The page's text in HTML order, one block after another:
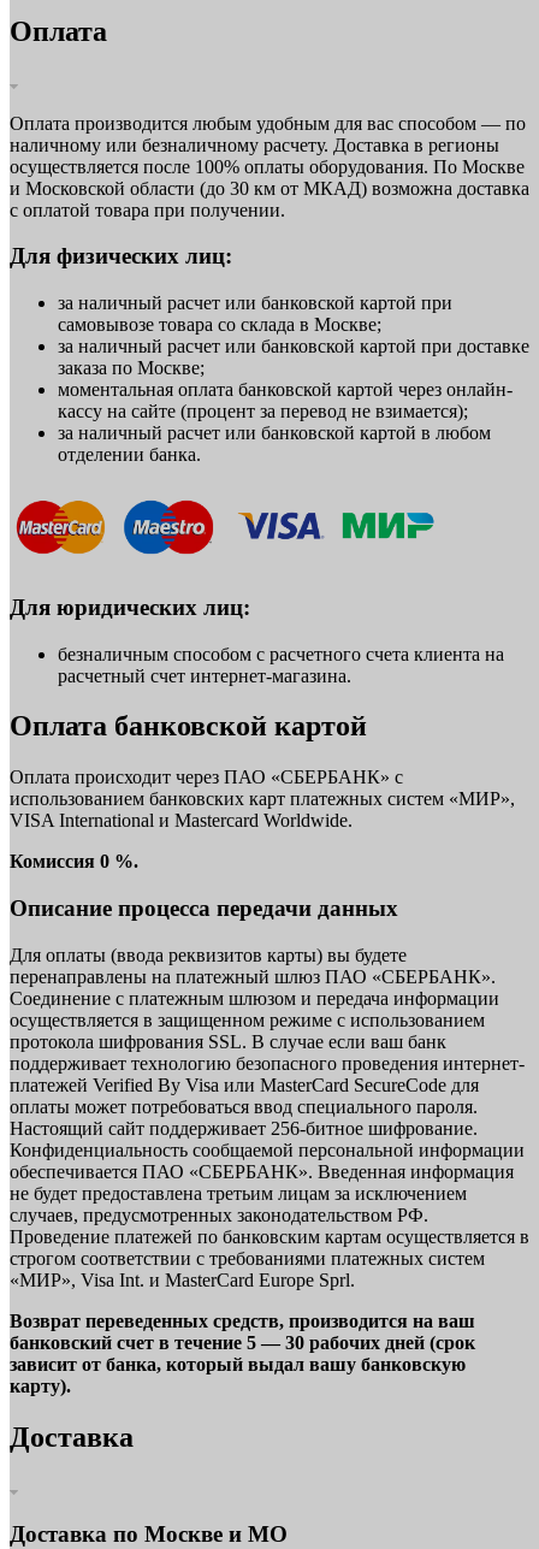
Оплата
Оплата производится любым удобным для вас способом — по
наличному или безналичному расчету. Доставка в регионы
осуществляется после 100% оплаты оборудования. По Москве
и Московской области (до 30 км от МКАД) возможна доставка
с оплатой товара при получении.
Для физических лиц:
за наличный расчет или банковской картой при
самовывозе товара со склада в Москве;
за наличный расчет или банковской картой при доставке
заказа по Москве;
моментальная оплата банковской картой через онлайн-
кассу на сайте (процент за перевод не взимается);
за наличный расчет или банковской картой в любом
отделении банка.
Для юридических лиц:
безналичным способом с расчетного счета клиента на
расчетный счет интернет-магазина.
Оплата банковской картой
Оплата происходит через ПАО «СБЕРБАНК» с
использованием банковских карт платежных систем «МИР»,
VISA International и Mastercard Worldwide.
Комиссия 0 %.
Описание процесса передачи данных
Для оплаты (ввода реквизитов карты) вы будете
перенаправлены на платежный шлюз ПАО «СБЕРБАНК».
Соединение с платежным шлюзом и передача информации
осуществляется в защищенном режиме с использованием
протокола шифрования SSL. В случае если ваш банк
поддерживает технологию безопасного проведения интернет-
платежей Verified By Visa или MasterCard SecureCode для
оплаты может потребоваться ввод специального пароля.
Настоящий сайт поддерживает 256-битное шифрование.
Конфиденциальность сообщаемой персональной информации
обеспечивается ПАО «СБЕРБАНК». Введенная информация
не будет предоставлена третьим лицам за исключением
случаев, предусмотренных законодательством РФ.
Проведение платежей по банковским картам осуществляется в
строгом соответствии с требованиями платежных систем
«МИР», Visa Int. и MasterCard Europe Sprl.
Возврат переведенных средств, производится на ваш
банковский счет в течение 5 — 30 рабочих дней (срок
зависит от банка, который выдал вашу банковскую
карту).
Доставка
Доставка по Москве и МО